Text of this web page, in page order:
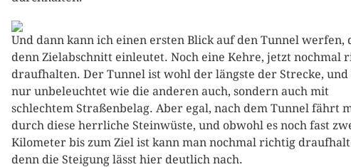
Und dann kann ich einen ersten Blick auf den Tunnel werfen,
denn Zielabschnitt einleutet. Noch eine Kehre, jetzt nochmal
draufhalten. Der Tunnel ist wohl der längste der Strecke,
nur unbeleuchtet wie die anderen auch, sondern auch mit
schlechtem Straßenbelag. Aber egal, nach dem Tunnel fährt
durch diese herrliche Steinwüste, und obwohl es noch fast
Kilometer bis zum Ziel ist kann man nochmal richtig
denn die Steigung lässt hier deutlich nach.